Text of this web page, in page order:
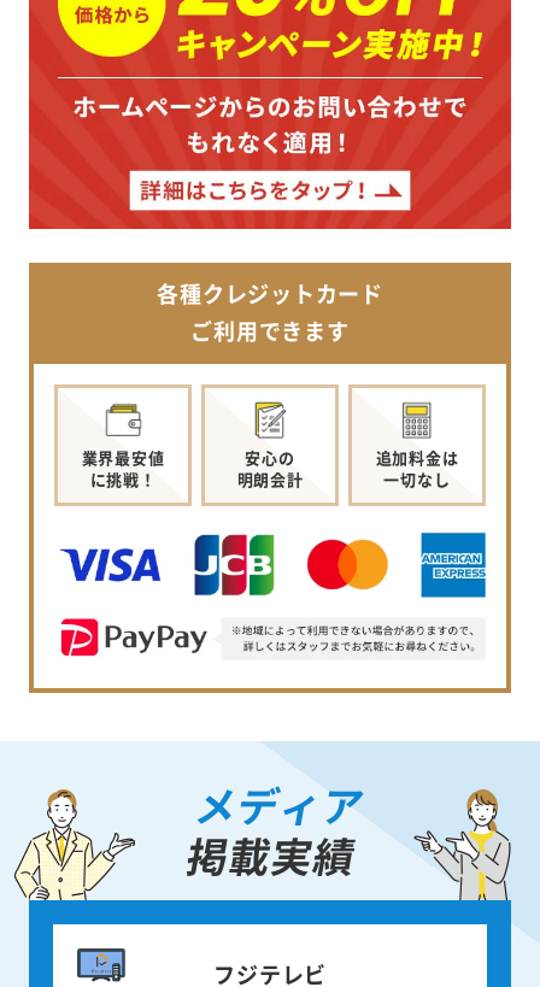
各種クレジットカード
ご利用できます
業界最安値
に挑戦！
安心の
明朗会計
追加料金は
一切なし
メディア
掲載実績
書籍出版